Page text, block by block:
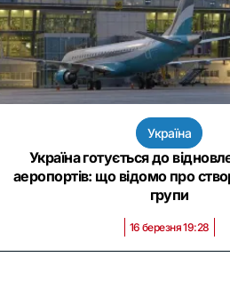
Україна
Україна готується до
аеропортів: що відомо про
групи
16 березня 19:28